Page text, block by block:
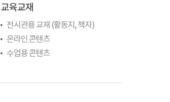
교육교재
전시관용 교재 (활동지, 책자)
온라인 콘텐츠
수업용 콘텐츠